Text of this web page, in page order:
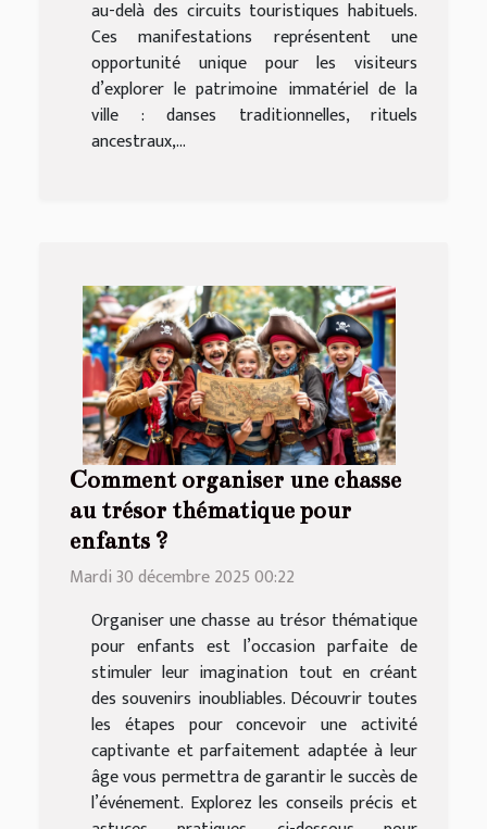
au-delà des circuits touristiques habituels.
Ces manifestations représentent une
opportunité unique pour les visiteurs
d’explorer le patrimoine immatériel de la
ville : danses traditionnelles, rituels
ancestraux,...
Comment organiser une chasse
au trésor thématique pour
enfants ?
Mardi 30 décembre 2025 00:22
Organiser une chasse au trésor thématique
pour enfants est l’occasion parfaite de
stimuler leur imagination tout en créant
des souvenirs inoubliables. Découvrir toutes
les étapes pour concevoir une activité
captivante et parfaitement adaptée à leur
âge vous permettra de garantir le succès de
l’événement. Explorez les conseils précis et